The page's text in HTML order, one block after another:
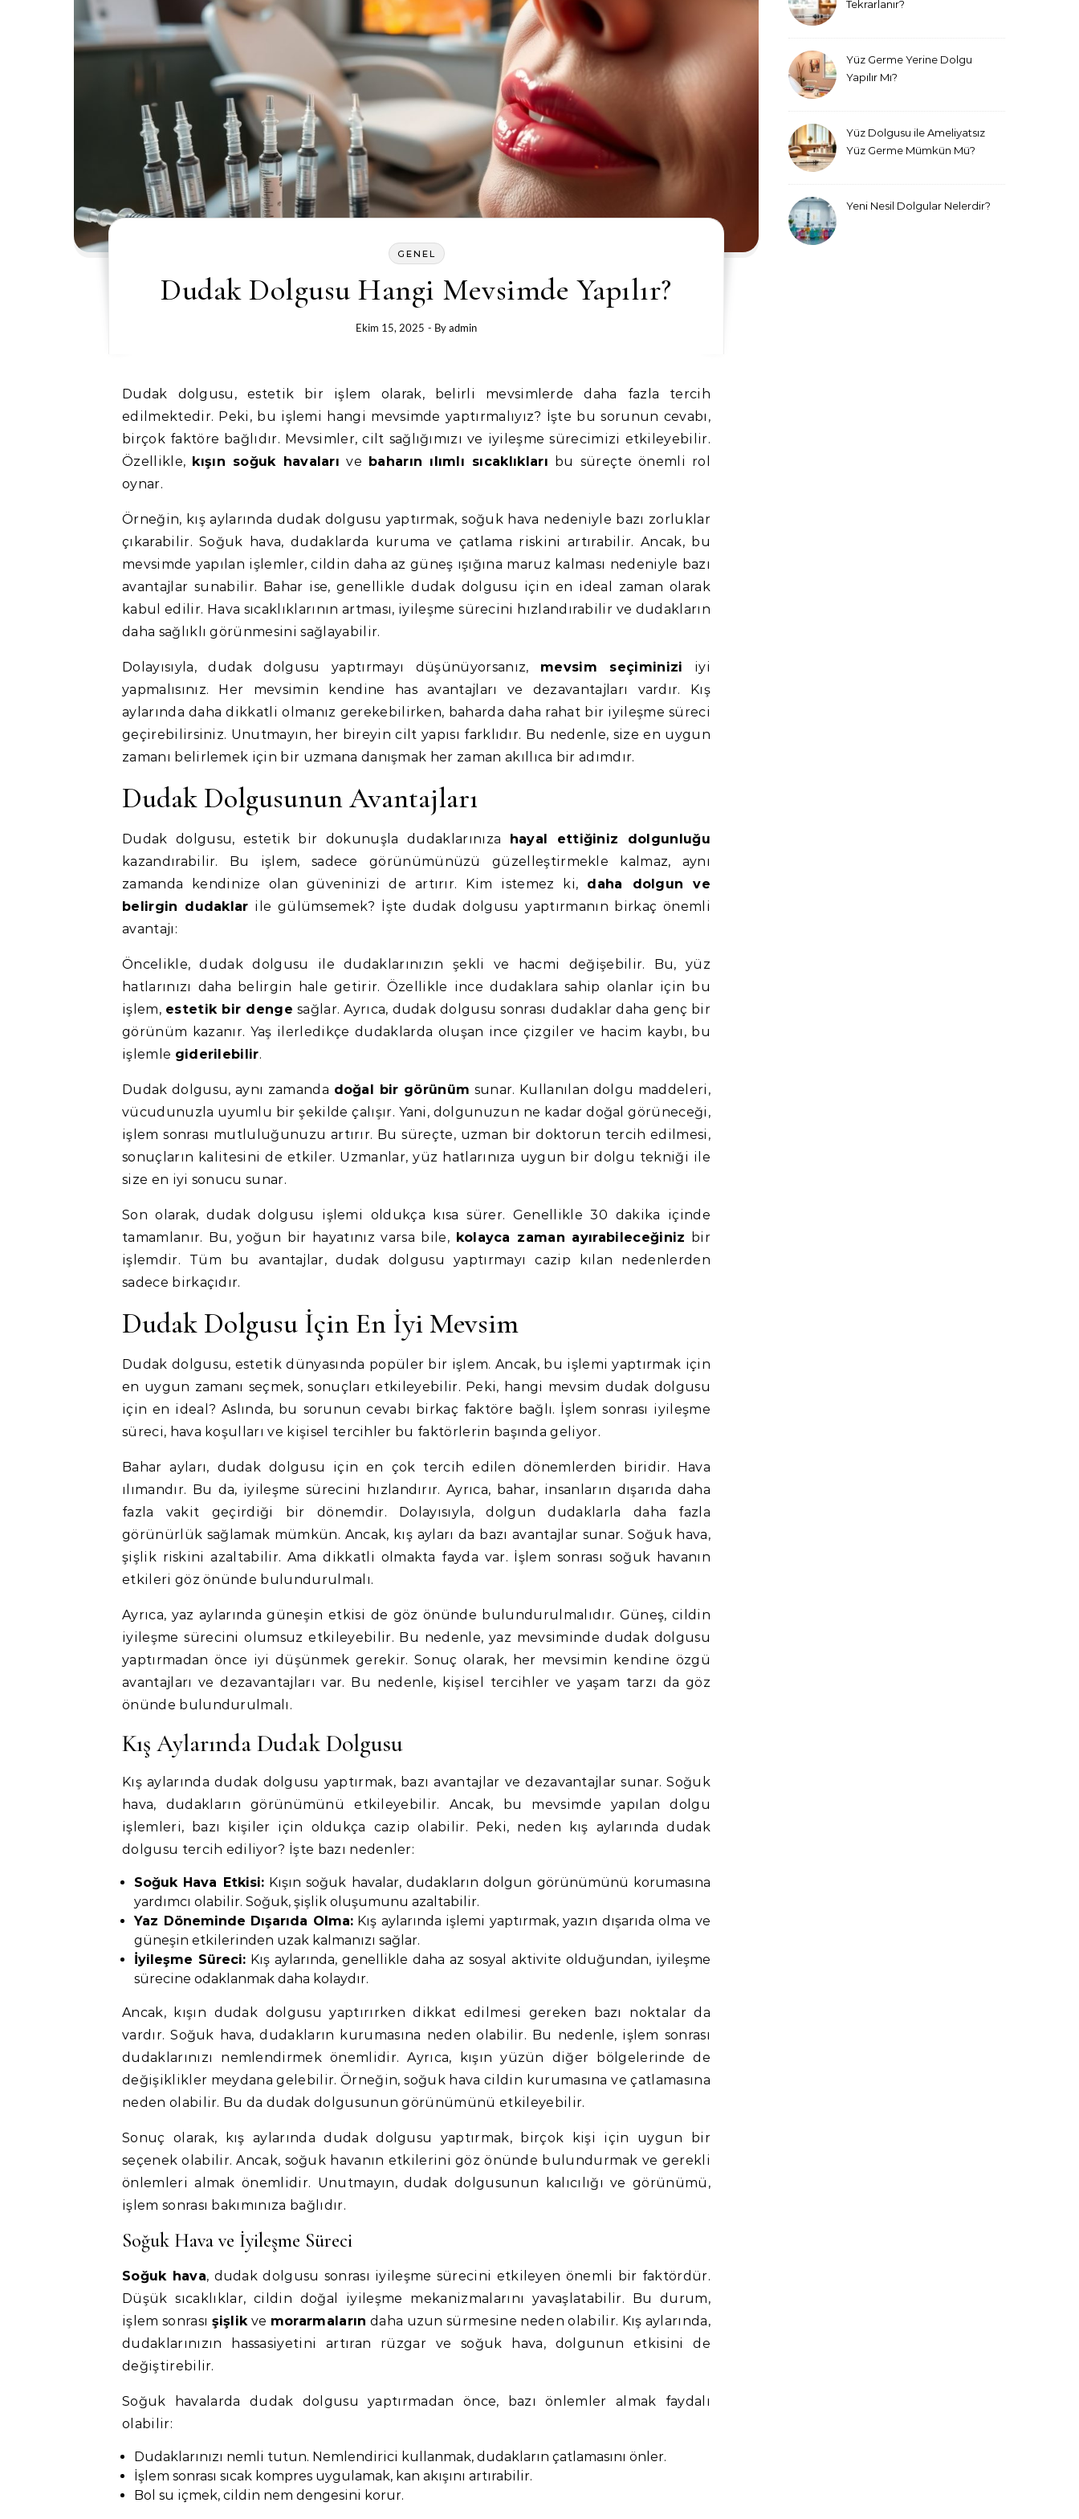
GENEL
Dudak Dolgusu Hangi Mevsimde Yapılır?
Ekim 15, 2025 - Byadmin
Dudak dolgusu, estetik bir işlem olarak, belirli mevsimlerde daha fazla tercih
edilmektedir. Peki, bu işlemi hangi mevsimde yaptırmalıyız? İşte bu sorunun cevabı,
birçok faktöre bağlıdır. Mevsimler, cilt sağlığımızı ve iyileşme sürecimizi etkileyebilir.
Özellikle, kışın soğuk havaları ve baharın ılımlı sıcaklıkları bu süreçte önemli rol
oynar.
Örneğin, kış aylarında dudak dolgusu yaptırmak, soğuk hava nedeniyle bazı zorluklar
çıkarabilir. Soğuk hava, dudaklarda kuruma ve çatlama riskini artırabilir. Ancak, bu
mevsimde yapılan işlemler, cildin daha az güneş ışığına maruz kalması nedeniyle bazı
avantajlar sunabilir. Bahar ise, genellikle dudak dolgusu için en ideal zaman olarak
kabul edilir. Hava sıcaklıklarının artması, iyileşme sürecini hızlandırabilir ve dudakların
daha sağlıklı görünmesini sağlayabilir.
Dolayısıyla, dudak dolgusu yaptırmayı düşünüyorsanız, mevsim seçiminizi iyi
yapmalısınız. Her mevsimin kendine has avantajları ve dezavantajları vardır. Kış
aylarında daha dikkatli olmanız gerekebilirken, baharda daha rahat bir iyileşme süreci
geçirebilirsiniz. Unutmayın, her bireyin cilt yapısı farklıdır. Bu nedenle, size en uygun
zamanı belirlemek için bir uzmana danışmak her zaman akıllıca bir adımdır.
Dudak Dolgusunun Avantajları
Dudak dolgusu, estetik bir dokunuşla dudaklarınıza hayal ettiğiniz dolgunluğu
kazandırabilir. Bu işlem, sadece görünümünüzü güzelleştirmekle kalmaz, aynı
zamanda kendinize olan güveninizi de artırır. Kim istemez ki, daha dolgun ve
belirgin dudaklar ile gülümsemek? İşte dudak dolgusu yaptırmanın birkaç önemli
avantajı:
Öncelikle, dudak dolgusu ile dudaklarınızın şekli ve hacmi değişebilir. Bu, yüz
hatlarınızı daha belirgin hale getirir. Özellikle ince dudaklara sahip olanlar için bu
işlem, estetik bir denge sağlar. Ayrıca, dudak dolgusu sonrası dudaklar daha genç bir
görünüm kazanır. Yaş ilerledikçe dudaklarda oluşan ince çizgiler ve hacim kaybı, bu
işlemle giderilebilir.
Dudak dolgusu, aynı zamanda doğal bir görünüm sunar. Kullanılan dolgu maddeleri,
vücudunuzla uyumlu bir şekilde çalışır. Yani, dolgunuzun ne kadar doğal görüneceği,
işlem sonrası mutluluğunuzu artırır. Bu süreçte, uzman bir doktorun tercih edilmesi,
sonuçların kalitesini de etkiler. Uzmanlar, yüz hatlarınıza uygun bir dolgu tekniği ile
size en iyi sonucu sunar.
Son olarak, dudak dolgusu işlemi oldukça kısa sürer. Genellikle 30 dakika içinde
tamamlanır. Bu, yoğun bir hayatınız varsa bile, kolayca zaman ayırabileceğiniz bir
işlemdir. Tüm bu avantajlar, dudak dolgusu yaptırmayı cazip kılan nedenlerden
sadece birkaçıdır.
Dudak Dolgusu İçin En İyi Mevsim
Dudak dolgusu, estetik dünyasında popüler bir işlem. Ancak, bu işlemi yaptırmak için
en uygun zamanı seçmek, sonuçları etkileyebilir. Peki, hangi mevsim dudak dolgusu
için en ideal? Aslında, bu sorunun cevabı birkaç faktöre bağlı. İşlem sonrası iyileşme
süreci, hava koşulları ve kişisel tercihler bu faktörlerin başında geliyor.
Bahar ayları, dudak dolgusu için en çok tercih edilen dönemlerden biridir. Hava
ılımandır. Bu da, iyileşme sürecini hızlandırır. Ayrıca, bahar, insanların dışarıda daha
fazla vakit geçirdiği bir dönemdir. Dolayısıyla, dolgun dudaklarla daha fazla
görünürlük sağlamak mümkün. Ancak, kış ayları da bazı avantajlar sunar. Soğuk hava,
şişlik riskini azaltabilir. Ama dikkatli olmakta fayda var. İşlem sonrası soğuk havanın
etkileri göz önünde bulundurulmalı.
Ayrıca, yaz aylarında güneşin etkisi de göz önünde bulundurulmalıdır. Güneş, cildin
iyileşme sürecini olumsuz etkileyebilir. Bu nedenle, yaz mevsiminde dudak dolgusu
yaptırmadan önce iyi düşünmek gerekir. Sonuç olarak, her mevsimin kendine özgü
avantajları ve dezavantajları var. Bu nedenle, kişisel tercihler ve yaşam tarzı da göz
önünde bulundurulmalı.
Kış Aylarında Dudak Dolgusu
Kış aylarında dudak dolgusu yaptırmak, bazı avantajlar ve dezavantajlar sunar. Soğuk
hava, dudakların görünümünü etkileyebilir. Ancak, bu mevsimde yapılan dolgu
işlemleri, bazı kişiler için oldukça cazip olabilir. Peki, neden kış aylarında dudak
dolgusu tercih ediliyor? İşte bazı nedenler:
Soğuk Hava Etkisi:Kışın soğuk havalar, dudakların dolgun görünümünü korumasına
yardımcı olabilir. Soğuk, şişlik oluşumunu azaltabilir.
Yaz Döneminde Dışarıda Olma:Kış aylarında işlemi yaptırmak, yazın dışarıda olma ve
güneşin etkilerinden uzak kalmanızı sağlar.
İyileşme Süreci: Kış aylarında, genellikle daha az sosyal aktivite olduğundan, iyileşme
sürecine odaklanmak daha kolaydır.
Ancak, kışın dudak dolgusu yaptırırken dikkat edilmesi gereken bazı noktalar da
vardır. Soğuk hava, dudakların kurumasına neden olabilir. Bu nedenle, işlem sonrası
dudaklarınızı nemlendirmek önemlidir. Ayrıca, kışın yüzün diğer bölgelerinde de
değişiklikler meydana gelebilir. Örneğin, soğuk hava cildin kurumasına ve çatlamasına
neden olabilir. Bu da dudak dolgusunun görünümünü etkileyebilir.
Sonuç olarak, kış aylarında dudak dolgusu yaptırmak, birçok kişi için uygun bir
seçenek olabilir. Ancak, soğuk havanın etkilerini göz önünde bulundurmak ve gerekli
önlemleri almak önemlidir. Unutmayın, dudak dolgusunun kalıcılığı ve görünümü,
işlem sonrası bakımınıza bağlıdır.
Soğuk Hava ve İyileşme Süreci
Soğuk hava, dudak dolgusu sonrası iyileşme sürecini etkileyen önemli bir faktördür.
Düşük sıcaklıklar, cildin doğal iyileşme mekanizmalarını yavaşlatabilir. Bu durum,
işlem sonrası şişlikve morarmaların daha uzun sürmesine neden olabilir. Kış aylarında,
dudaklarınızın hassasiyetini artıran rüzgar ve soğuk hava, dolgunun etkisini de
değiştirebilir.
Soğuk havalarda dudak dolgusu yaptırmadan önce, bazı önlemler almak faydalı
olabilir:
Dudaklarınızı nemli tutun. Nemlendirici kullanmak, dudakların çatlamasını önler.
İşlem sonrası sıcak kompres uygulamak, kan akışını artırabilir.
Bol su içmek, cildin nem dengesini korur.
Tekrarlanır?
Yüz Germe Yerine Dolgu
Yapılır Mı?
Yüz Dolgusu ile Ameliyatsız
Yüz Germe Mümkün Mü?
Yeni Nesil Dolgular Nelerdir?